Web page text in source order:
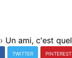
›
TWITTER PINTEREST